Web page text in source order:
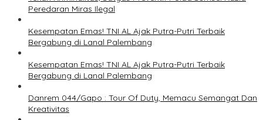
Peredaran Miras Ilegal
Kesempatan Emas! TNI AL Ajak Putra-Putri Terbaik
Bergabung di Lanal Palembang
Kesempatan Emas! TNI AL Ajak Putra-Putri Terbaik
Bergabung di Lanal Palembang
Danrem 044/Gapo : Tour Of Duty, Memacu Semangat Dan
Kreativitas